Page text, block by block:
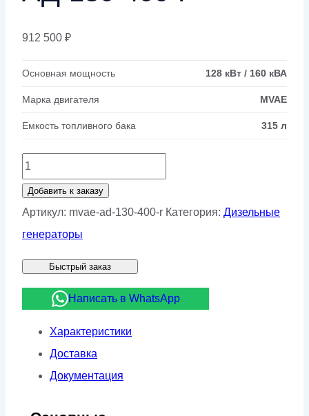
912 500 ₽
Основная мощность 128 кВт / 160 кВА
Марка двигателя MVAE
Емкость топливного бака 315 л
Количество
товара
Дизельный
генератор
АД-130-
Добавить к заказу
Артикул: mvae-ad-130-400-r Категория: Дизельные
генераторы
Быстрый заказ
Написать в WhatsApp
Характеристики
Доставка
Документация